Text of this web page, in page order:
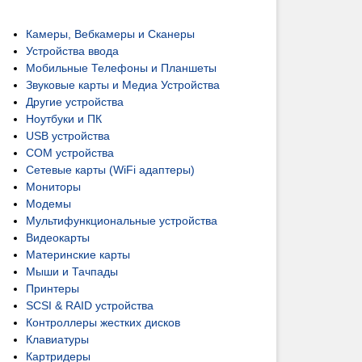
Камеры, Вебкамеры и Сканеры
Устройства ввода
Мобильные Телефоны и Планшеты
Звуковые карты и Медиа Устройства
Другие устройства
Ноутбуки и ПК
USB устройства
COM устройства
Сетевые карты (WiFi адаптеры)
Мониторы
Модемы
Мультифункциональные устройства
Видеокарты
Материнские карты
Мыши и Тачпады
Принтеры
SCSI & RAID устройства
Контроллеры жестких дисков
Клавиатуры
Картридеры